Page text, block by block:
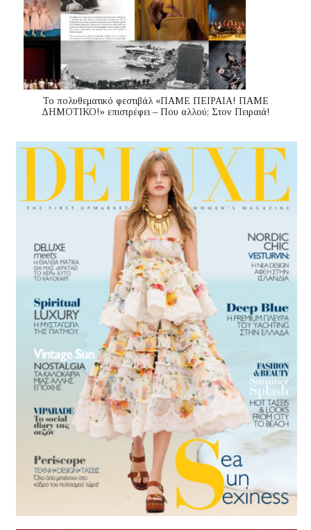
Το πολυθεματικό φεστιβάλ «ΠΑΜΕ ΠΕΙΡΑΙΑ! ΠΑΜΕ
ΔΗΜΟΤΙΚΟ!» επιστρέφει – Που αλλού; Στον Πειραιά!